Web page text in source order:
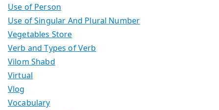
Use of Person
Use of Singular And Plural Number
Vegetables Store
Verb and Types of Verb
Vilom Shabd
Virtual
Vlog
Vocabulary